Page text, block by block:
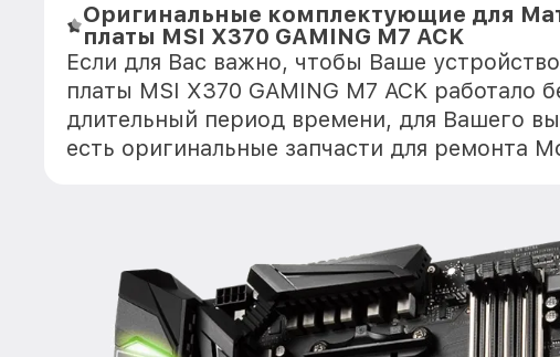
Оригинальные комплектующие для
платы MSI X370 GAMING M7 ACK
Если для Вас важно, чтобы Ваше
платы MSI X370 GAMING M7 ACK работало
длительный период времени, для Вашего
есть оригинальные запчасти для ремонта